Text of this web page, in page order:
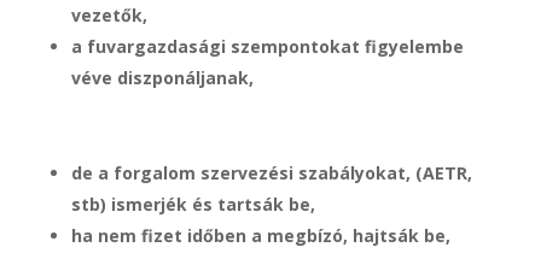
vezetők,
a fuvargazdasági szempontokat figyelembe
véve diszponáljanak,
de a forgalom szervezési szabályokat, (AETR,
stb) ismerjék és tartsák be,
ha nem fizet időben a megbízó, hajtsák be,